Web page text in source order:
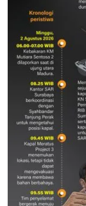
Evakuasi
Mutiara